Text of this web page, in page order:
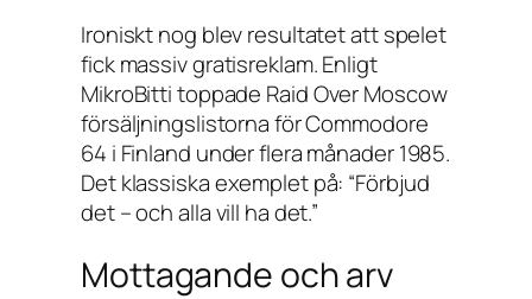
Ironiskt nog blev resultatet att spelet
fick massiv gratisreklam. Enligt
MikroBittitoppade Raid Over Moscow
försäljningslistorna för Commodore
64 i Finland under flera månader 1985.
Det klassiska exemplet på: “Förbjud
det – och alla vill ha det.”
Mottagande och arv